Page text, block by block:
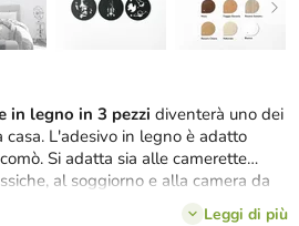
in legno in 3 pezzi diventerà uno dei
L'adesivo in legno è adatto
Si adatta sia alle camerette
al soggiorno e alla camera da
Leggi di più